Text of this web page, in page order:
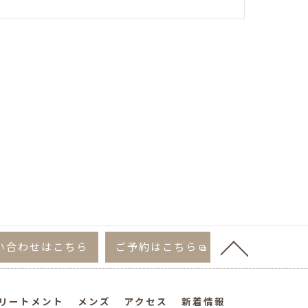
合わせはこちら ご予約はこちら
ートメント メンズ アクセス 新着情報